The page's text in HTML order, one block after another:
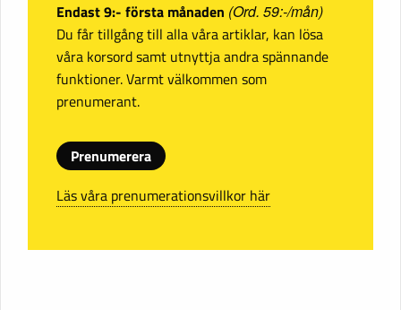
Endast 9:- första månaden (Ord. 59:-/mån)
Du får tillgång till alla våra artiklar, kan lösa
våra korsord samt utnyttja andra spännande
funktioner. Varmt välkommen som
prenumerant.
Prenumerera
Läs våra prenumerationsvillkor här